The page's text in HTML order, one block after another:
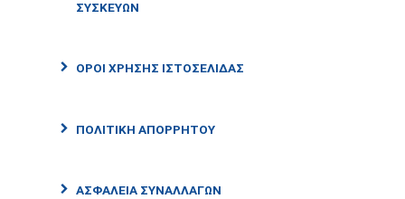
ΣΥΣΚΕΥΩΝ
ΟΡΟΙ ΧΡΗΣΗΣ ΙΣΤΟΣΕΛΙΔΑΣ
ΠΟΛΙΤΙΚΗ ΑΠΟΡΡΗΤΟΥ
ΑΣΦΑΛΕΙΑ ΣΥΝΑΛΛΑΓΩΝ